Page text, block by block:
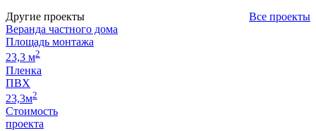
Другие проекты
Все проекты
Веранда частного дома
Площадь монтажа
23,3 м2
Пленка
ПВХ
23,3м2
Стоимость
проекта